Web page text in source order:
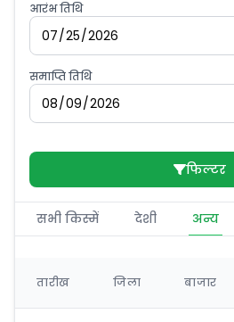
आरंभ तिथि
समाप्ति तिथि
फिल्टर
सभी किस्में देशी अन्य
तारीख जिला बाजार